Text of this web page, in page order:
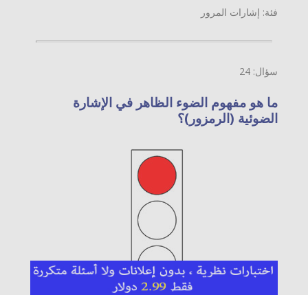
فئة: إشارات المرور
سؤال: 24
ما هو مفهوم الضوء الظاهر في الإشارة
الضوئية (الرمزور)؟